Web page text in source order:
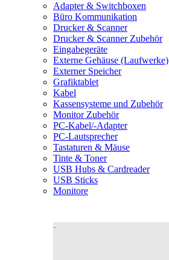
Adapter & Switchboxen
Büro Kommunikation
Drucker & Scanner
Drucker & Scanner Zubehör
Eingabegeräte
Externe Gehäuse (Laufwerke)
Externer Speicher
Grafiktablet
Kabel
Kassensysteme und Zubehör
Monitor Zubehör
PC-Kabel/-Adapter
PC-Lautsprecher
Tastaturen & Mäuse
Tinte & Toner
USB Hubs & Cardreader
USB Sticks
Monitore